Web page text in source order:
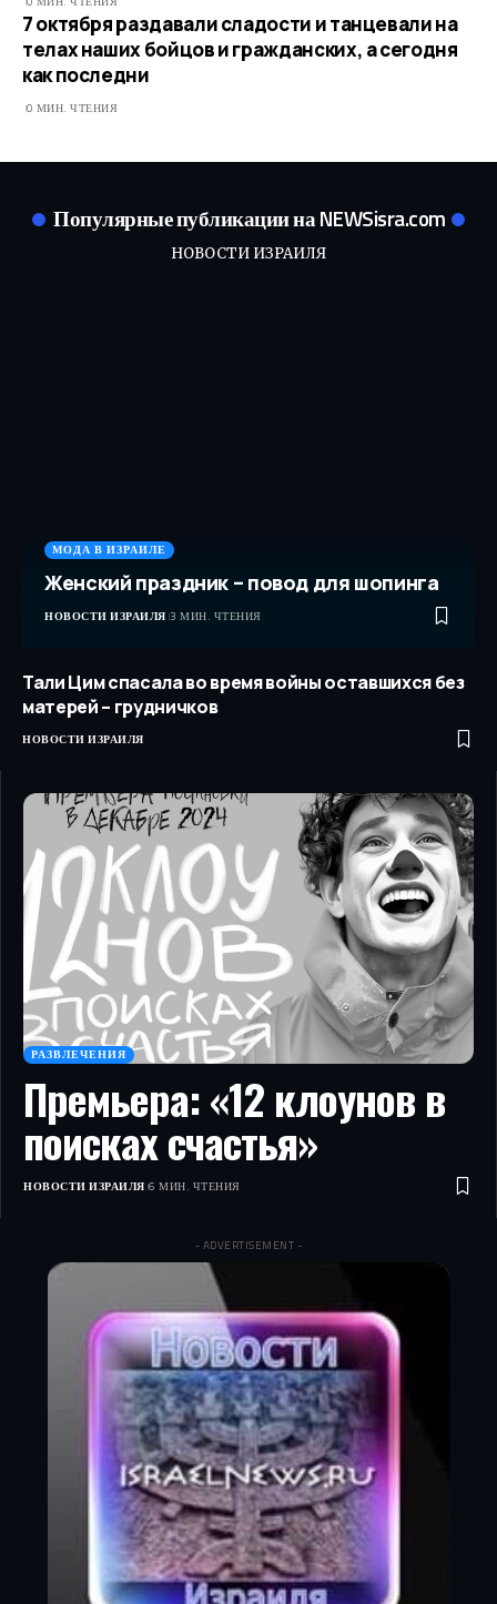
7 октября раздавали сладости и танцевали на
телах наших бойцов и гражданских, а сегодня
как последни
0 МИН. ЧТЕНИЯ
Популярные публикации на NEWSisra.com
НОВОСТИ ИЗРАИЛЯ
МОДА В ИЗРАИЛЕ
Женский праздник – повод для шопинга
НОВОСТИ ИЗРАИЛЯ 3 МИН. ЧТЕНИЯ
Тали Цим спасала во время войны оставшихся без
матерей – грудничков
НОВОСТИ ИЗРАИЛЯ
РАЗВЛЕЧЕНИЯ
Премьера: «12 клоунов в
поисках счастья»
НОВОСТИ ИЗРАИЛЯ 6 МИН. ЧТЕНИЯ
- ADVERTISEMENT -